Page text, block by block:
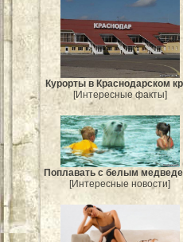
Курорты в Краснодарском
[Интересные факты]
Поплавать с белым
[Интересные новости]